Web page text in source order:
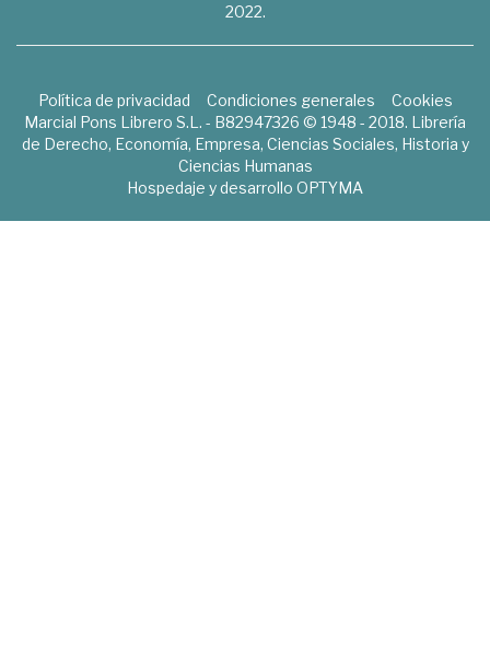
2022.
Política de privacidad Condiciones generales
Cookies
Marcial Pons Librero S.L. - B82947326 © 1948 - 2018. Librería
de Derecho, Economía, Empresa, Ciencias Sociales, Historia y
Ciencias Humanas
Hospedaje y desarrollo OPTYMA